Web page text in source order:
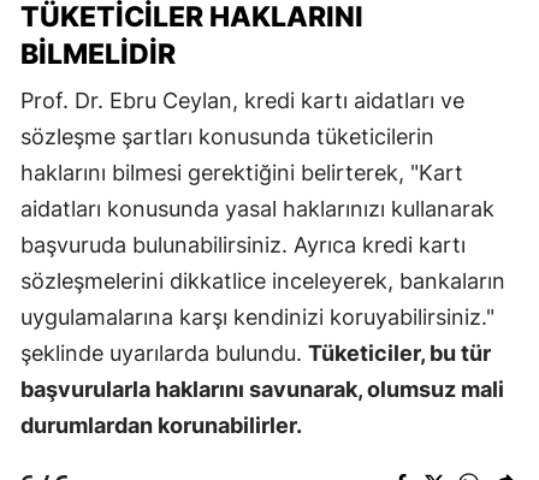
TÜKETICILER HAKLARINI
BILMELIDIR
Prof. Dr. Ebru Ceylan, kredi kartı aidatları ve
sözleşme şartları konusunda tüketicilerin
haklarını bilmesi gerektiğini belirterek, "Kart
aidatları konusunda yasal haklarınızı kullanarak
başvuruda bulunabilirsiniz. Ayrıca kredi kartı
sözleşmelerini dikkatlice inceleyerek, bankaların
uygulamalarına karşı kendinizi koruyabilirsiniz."
şeklinde uyarılarda bulundu. Tüketiciler, bu tür
başvurularla haklarını savunarak, olumsuz mali
durumlardan korunabilirler.